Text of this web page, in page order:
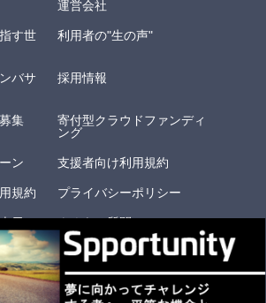
運営会社
す世
利用者の"生の声"
バサ
採用情報
集
寄付型クラウドファンディ
ング
ン 支援者向け利用規約
規約 プライバシーポリシー
示 よくある質問
オリジナルリターン